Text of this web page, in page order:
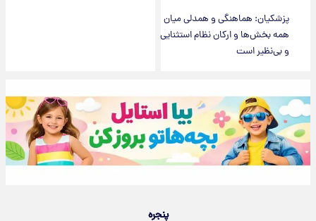
پزشکیان: هماهنگی و همدلی میان
همه بخش‌ها و ارکان نظام استثنایی
و بی‌نظیر است
پنجره